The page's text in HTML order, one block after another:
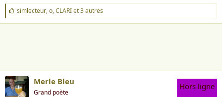
J
'
a
simlecteur,o,CLARIet 3 autres
Merle Bleu
Grand poète
Hors ligne